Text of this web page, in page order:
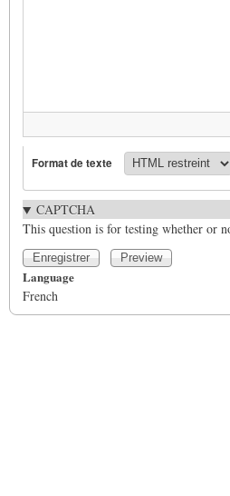
Format de texte
CAPTCHA
This question is for testing whether or
Language
French